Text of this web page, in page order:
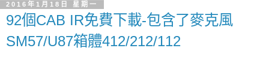
2016年1月18日 星期一
92個CAB IR免費下載-包含了麥克風
SM57/U87箱體412/212/112